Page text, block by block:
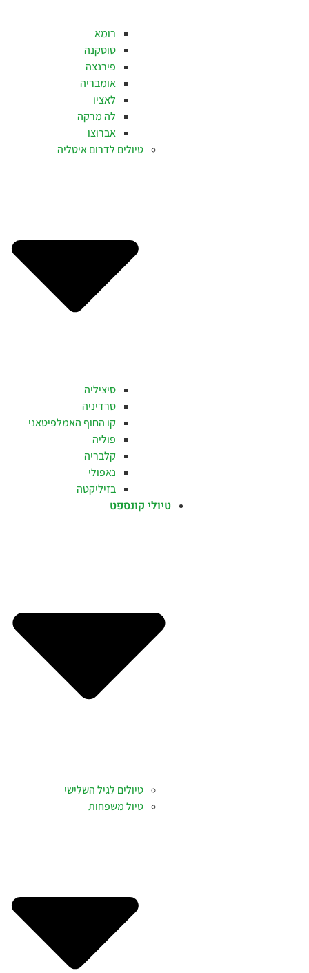
רומא
טוסקנה
פירנצה
אומבריה
לאציו
לה מרקה
אברוצו
טיולים לדרום איטליה
סיציליה
סרדיניה
קו החוף האמלפיטאני
פוליה
קלבריה
נאפולי
בזיליקטה
טיולי קונספט
טיולים לגיל השלישי
טיול משפחות